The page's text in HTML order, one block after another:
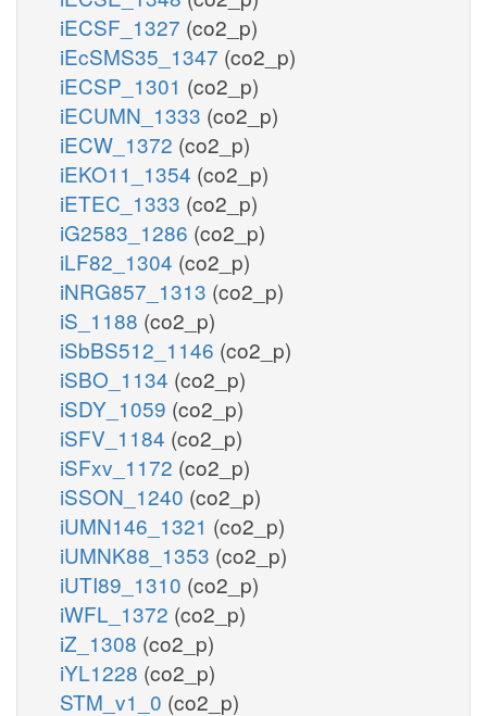
iECSF_1327 (co2_p)
iEcSMS35_1347 (co2_p)
iECSP_1301 (co2_p)
iECUMN_1333 (co2_p)
iECW_1372 (co2_p)
iEKO11_1354 (co2_p)
iETEC_1333 (co2_p)
iG2583_1286 (co2_p)
iLF82_1304 (co2_p)
iNRG857_1313 (co2_p)
iS_1188 (co2_p)
iSbBS512_1146 (co2_p)
iSBO_1134 (co2_p)
iSDY_1059 (co2_p)
iSFV_1184 (co2_p)
iSFxv_1172 (co2_p)
iSSON_1240 (co2_p)
iUMN146_1321 (co2_p)
iUMNK88_1353 (co2_p)
iUTI89_1310 (co2_p)
iWFL_1372 (co2_p)
iZ_1308 (co2_p)
iYL1228 (co2_p)
STM_v1_0 (co2_p)